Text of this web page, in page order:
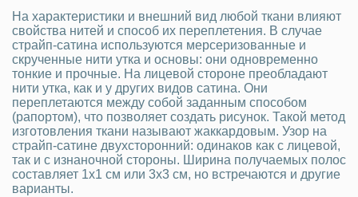
На характеристики и внешний вид любой ткани влияют
свойства нитей и способ их переплетения. В случае
страйп-сатина используются мерсеризованные и
скрученные нити утка и основы: они одновременно
тонкие и прочные. На лицевой стороне преобладают
нити утка, как и у других видов сатина. Они
переплетаются между собой заданным способом
(рапортом), что позволяет создать рисунок. Такой метод
изготовления ткани называют жаккардовым. Узор на
страйп-сатине двухсторонний: одинаков как с лицевой,
так и с изнаночной стороны. Ширина получаемых полос
составляет 1х1 см или 3х3 см, но встречаются и другие
варианты.